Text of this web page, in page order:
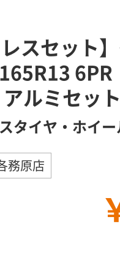
レスセッ
ルミセッ
タイヤ・ホイ
務原店